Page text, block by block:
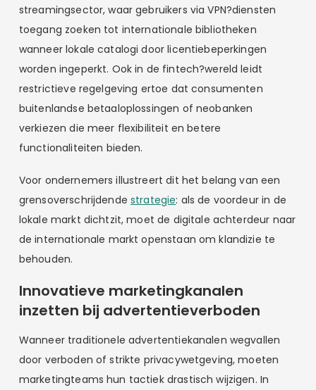
streamingsector, waar gebruikers via VPN?diensten
toegang zoeken tot internationale bibliotheken
wanneer lokale catalogi door licentiebeperkingen
worden ingeperkt. Ook in de fintech?wereld leidt
restrictieve regelgeving ertoe dat consumenten
buitenlandse betaaloplossingen of neobanken
verkiezen die meer flexibiliteit en betere
functionaliteiten bieden.
Voor ondernemers illustreert dit het belang van een
grensoverschrijdendestrategie: als de voordeur in de
lokale markt dichtzit, moet de digitale achterdeur naar
de internationale markt openstaan om klandizie te
behouden.
Innovatieve marketingkanalen
inzetten bij advertentieverboden
Wanneer traditionele advertentiekanalen wegvallen
door verboden of strikte privacywetgeving, moeten
marketingteams hun tactiek drastisch wijzigen. In